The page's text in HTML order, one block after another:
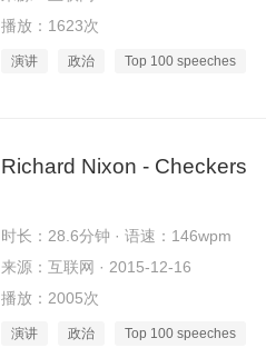
播放：1623次
演讲 政治 Top 100 speeches
Richard Nixon - Checkers
时长：28.6分钟 · 语速：146wpm
来源：互联网 · 2015-12-16
播放：2005次
演讲 政治 Top 100 speeches